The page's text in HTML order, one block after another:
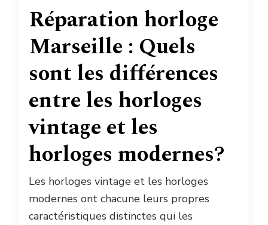
Réparation horloge
Marseille : Quels
sont les différences
entre les horloges
vintage et les
horloges modernes?
Les horloges vintage et les horloges
modernes ont chacune leurs propres
caractéristiques distinctes qui les